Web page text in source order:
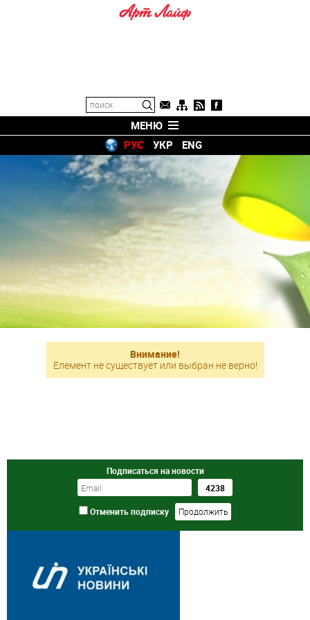
МЕНЮ
РУС
УКР ENG
Внимание!
Елемент не существует или выбран не верно!
Подписаться на новости
Отменить подписку